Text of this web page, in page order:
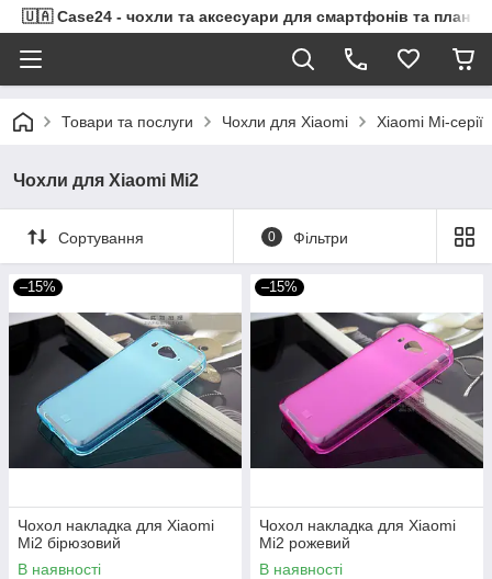
🇺🇦 Case24 - чохли та аксесуари для смартфонів та
Товари та послуги Чохли для Xiaomi Xiaomi Mi-серії
Чохли для Xiaomi Mi2
Сортування 0 Фільтри
–15%
Чохол накладка для Xiaomi
Mi2 бірюзовий
В наявності
–15%
Чохол накладка для Xiaomi
Mi2 рожевий
В наявності